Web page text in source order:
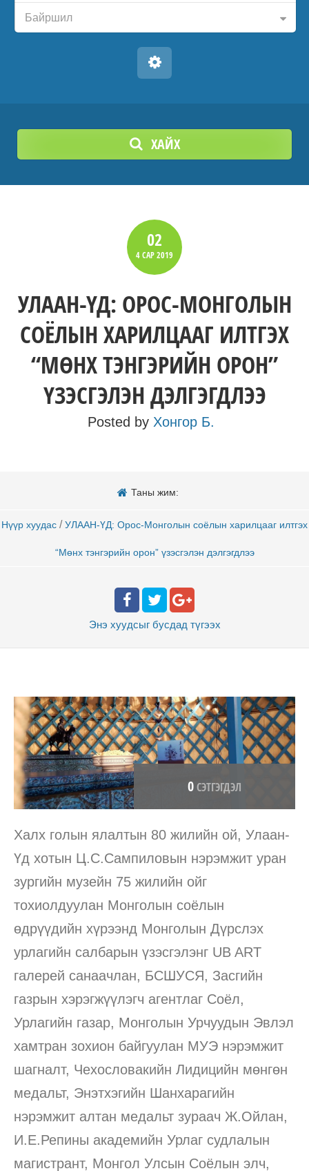
Байршил
ХАЙХ
02
4 САР2019
УЛААН-ҮД: ОРОС-МОНГОЛЫН
СОЁЛЫН ХАРИЛЦААГ ИЛТГЭХ
“МӨНХ ТЭНГЭРИЙН ОРОН”
ҮЗЭСГЭЛЭН ДЭЛГЭГДЛЭЭ
Posted by Хонгор Б.
Таны жим:
Нүүр хуудас / УЛААН-ҮД: Орос-Монголын соёлын харилцааг илтгэх
“Мөнх тэнгэрийн орон” үзэсгэлэн дэлгэгдлээ
Энэ хуудсыг бусдад түгээх
0СЭТГЭГДЭЛ
Халх голын ялалтын 80 жилийн ой, Улаан-
Үд хотын Ц.С.Сампиловын нэрэмжит уран
зургийн музейн 75 жилийн ойг
тохиолдуулан Монголын соёлын
өдрүүдийн хүрээнд Монголын Дүрслэх
урлагийн салбарын үзэсгэлэнг UB ART
галерей санаачлан, БСШУСЯ, Засгийн
газрын хэрэгжүүлэгч агентлаг Соёл,
Урлагийн газар, Монголын Урчуудын Эвлэл
хамтран зохион байгуулан МУЭ нэрэмжит
шагналт, Чехословакийн Лидицийн мөнгөн
медальт, Энэтхэгийн Шанхарагийн
нэрэмжит алтан медальт зураач Ж.Ойлан,
И.Е.Репины академийн Урлаг судлалын
магистрант, Монгол Улсын Соёлын элч,